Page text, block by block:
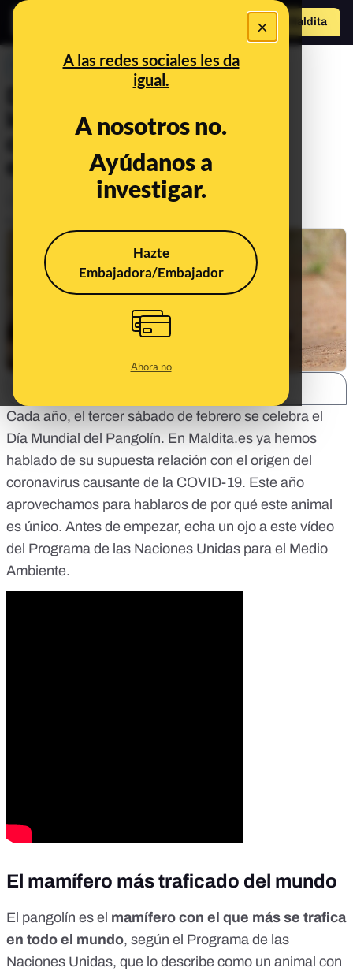
×
A las redes sociales les da
igual.
A nosotros no.
Ayúdanos a
investigar.
Hazte
Embajadora/Embajador
Ahora no
Hazte Maldita
PREBUNKING
Día Mundial del Pangolín:
lenguas, escamas y otras
características que hacen
especial a este mamífero
Cada año, el tercer sábado de febrero se celebra el
Día Mundial del Pangolín. En Maldita.es ya hemos
hablado de su supuesta relación con el origen del
coronavirus causante de la COVID-19. Este año
aprovechamos para hablaros de por qué este animal
es único. Antes de empezar, echa un ojo a este vídeo
del Programa de las Naciones Unidas para el Medio
Ambiente.
El mamífero más traficado del mundo
El pangolín es el mamífero con el que más se trafica
en todo el mundo, según el Programa de las
Naciones Unidas, que lo describe como un animal con